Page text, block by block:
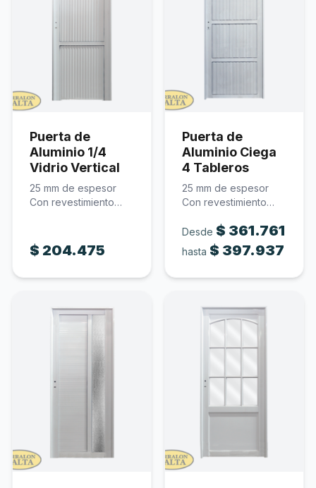
Puerta de
Aluminio 1/4
Vidrio Vertical
25 mm de espesor
Con revestimiento
$ 204.475
Puerta de
Aluminio Ciega
4 Tableros
25 mm de espesor
Con revestimiento
cerradura Medidas…
Desde $ 361.761
hasta $ 397.937